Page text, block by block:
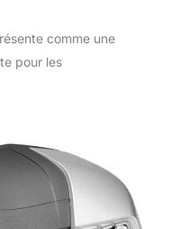
comme une
pour les